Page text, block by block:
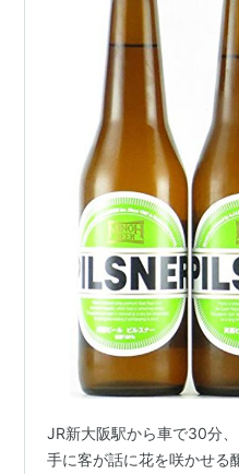
JR新大阪駅から車で30分
手に客が話に花を咲かせる